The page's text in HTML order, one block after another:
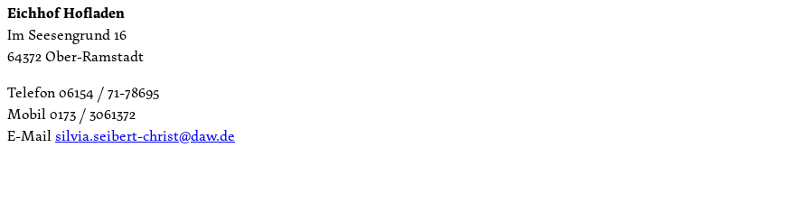
Eichhof Hofladen
Im Seesengrund 16
64372 Ober-Ramstadt
Telefon 06154 / 71-78695
Mobil 0173 / 3061372
E-Mailsilvia.seibert-christ@daw.de